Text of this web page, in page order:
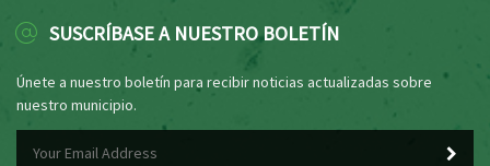
SUSCRÍBASE A NUESTRO BOLETÍN
Únete a nuestro boletín para recibir noticias actualizadas sobre
nuestro municipio.